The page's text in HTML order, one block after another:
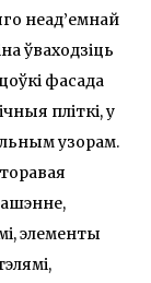
неад’емнай
ўваходзіць
фасада
пліткі, у
узорам.
элементы